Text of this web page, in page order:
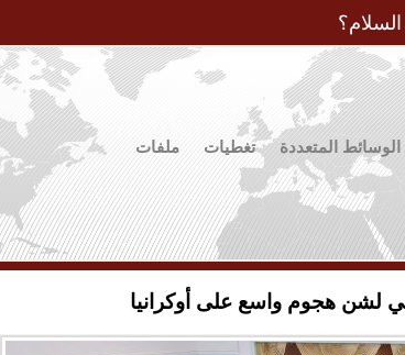
الوسائط المتعددة تغطيات ملفات
هجوم واسع على أوكرانيا